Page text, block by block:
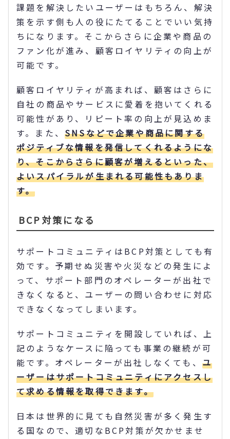
課題を解決したいユーザーはもちろん、解決
策を示す側も人の役にたてることでいい気持
ちになります。そこからさらに企業や商品の
ファン化が進み、顧客ロイヤリティの向上が
可能です。
顧客ロイヤリティが高まれば、顧客はさらに
自社の商品やサービスに愛着を抱いてくれる
可能性があり、リピート率の向上が見込めま
す。また、 SNSなどで企業や商品に関する
ポジティブな情報を発信してくれるようにな
り、そこからさらに顧客が増えるといった、
よいスパイラルが生まれる可能性もありま
す。
BCP対策になる
サポートコミュニティはBCP対策としても有
効です。予期せぬ災害や火災などの発生によ
って、サポート部門のオペレーターが出社で
きなくなると、ユーザーの問い合わせに対応
できなくなってしまいます。
サポートコミュニティを開設していれば、上
記のようなケースに陥っても事業の継続が可
能です。オペレーターが出社しなくても、 ユ
ーザーはサポートコミュニティにアクセスし
て求める情報を取得できます。
日本は世界的に見ても自然災害が多く発生す
る国なので、適切なBCP対策が欠かせませ